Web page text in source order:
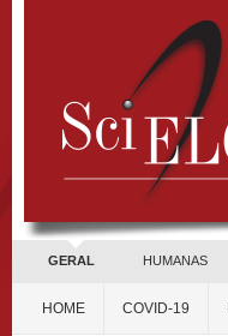
GERAL HUMANAS
HOME COVID-19